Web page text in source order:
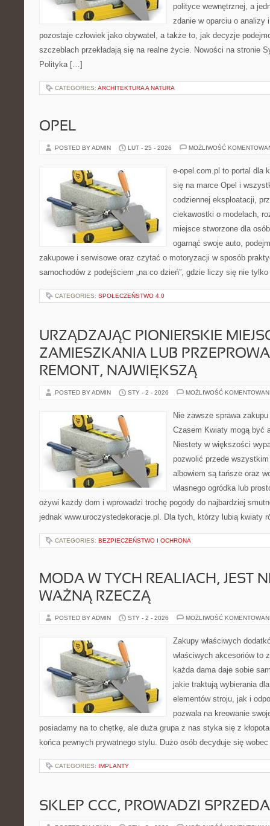
polityce wewnętrznej, a
zdanie w oparciu o analizy
pozostaje człowiek jako obywatel, a także to, jak decyzje
szczeblach przekładają się na realne życie. Nowości na stronie
Polityka […]
CATEGORIES: ARCHITEKTURA A NATURA
OPEL
POSTED BY ADMIN LUT - 25 - 2026 MOŻLIWOŚĆ
e-opel.com.pl to portal dla
się na marce Opel i
codziennej eksploatacji,
ciekawostki o modelach,
miejsce stworzone dla
ogarnąć swoje auto,
zakupowe i serwisowe oraz czytać o motoryzacji w sposób
samochodów z podejściem „na co dzień”, gdzie liczy się nie
CATEGORIES: SPOŁECZEŃSTWO 4.0
URZĄDZAJĄC PIONIERSKIE
ZAMIESZKANIA LUB
REMONT, NAJWIĘKSZĄ
POSTED BY ADMIN STY - 2 - 2026 MOŻLIWOŚĆ
Nie zawsze sprawa
Czasem Kwiaty mogą być
Niestety w większości
pozwolić przede
albowiem są tańsze oraz
własnego ogródka lub
ożywi każdy dom i wprowadzi trochę pogody do najbardziej
jednak www.uroczystedekoracje.pl. Dla tych, którzy lubią kwiaty
CATEGORIES: BEZPIECZEŃSTWO I OCHRONA
MODA W TYCH REALIACH, JEST
WAŻNĄ RZECZĄ
POSTED BY ADMIN STY - 2 - 2026 MOŻLIWOŚĆ
Zakupy właściwych
właściwych akcesoriów to
każda dama daje sobie
jakie traktują wybierania
elementów stroju, jak i
pozwala na kreowanie
posiadamy na to chętkę, ale duża grupa z nas styka się z
końca pewnych prywatnego stylu. Dużo osób decyduje się
CATEGORIES: IMPLANTY
SKLEP CCC, PROWADZI